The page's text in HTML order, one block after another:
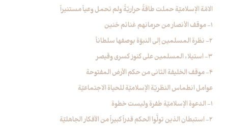
الامّة الإسلاميّة حملت طاقةً حراريّةً ولم تحمل وعياً مستنيراً
1- موقف الأنصار من حرمانهم غنائم حُنين
2- نظرة المسلمين إلى النبوّة بوصفها سلطاناً
3- استيلاء المسلمين على كنوز كسرى وقيصر
4- موقف الخليفة الثاني من حكم الأرض المفتوحة
عوامل انطماس النظريّة الإسلاميّة للحياة الاجتماعيّة
1- الدعوة الإسلاميّة طفرة وليست خطوة
2- استبطان الذين تولَّوا الحكم قدراً كبيراً من الأفكار الجاهليّة